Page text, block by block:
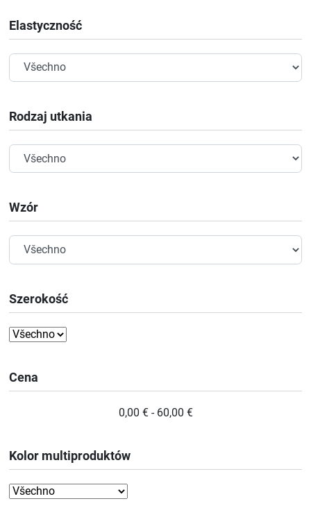
Elastyczność
Rodzaj utkania
Wzór
Szerokość
Cena
0,00 € - 60,00 €
Kolor multiproduktów